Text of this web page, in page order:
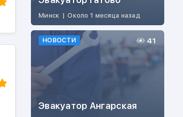
Минск | Около 1 месяца назад
НОВОСТИ
Эвакуатор Ангарская
41